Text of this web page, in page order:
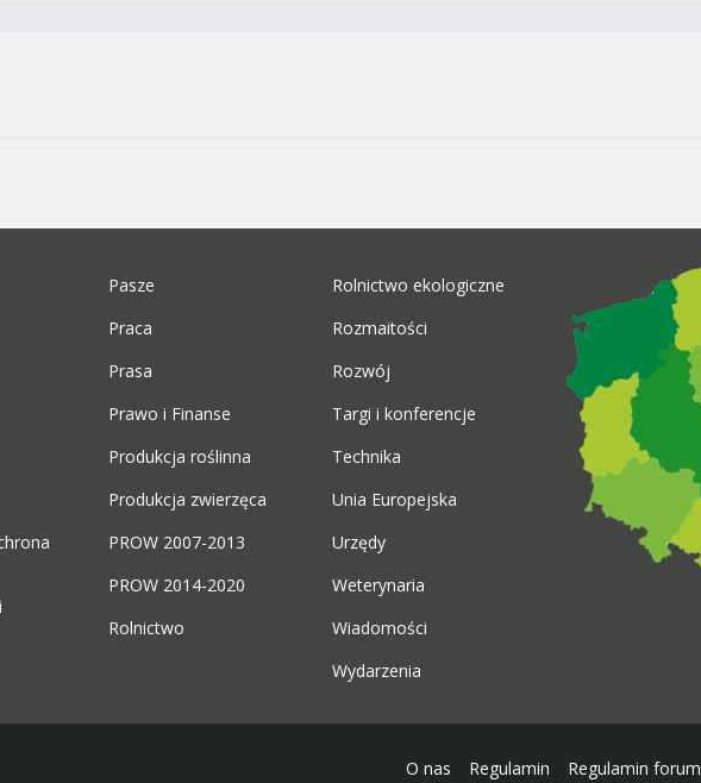
Pasze
Praca
Prasa
Prawo i Finanse
Produkcja roślinna
Produkcja zwierzęca
PROW 2007-2013
PROW 2014-2020
Rolnictwo
Rolnictwo ekologiczne
Rozmaitości
Rozwój
Targi i konferencje
Technika
Unia Europejska
Urzędy
Weterynaria
Wiadomości
Wydarzenia
Regulamin forum
Regulamin
O nas